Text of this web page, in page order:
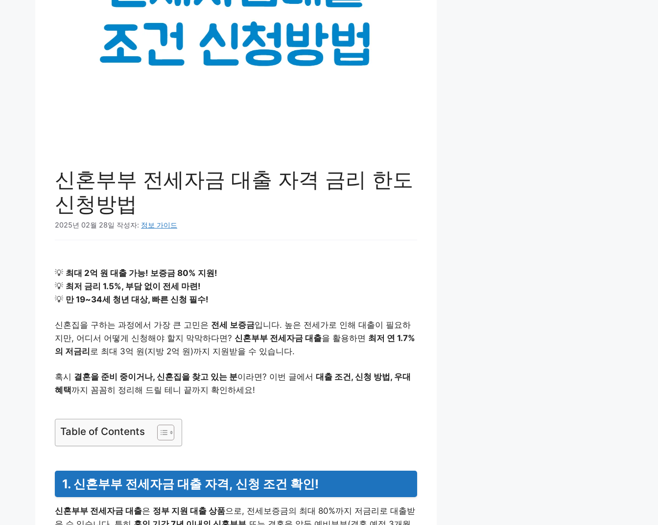
신혼부부 전세자금 대출 자격 금리 한도
신청방법
2025년 02월 28일 작성자: 정보 가이드
💡 최대 2억 원 대출 가능! 보증금 80% 지원!
💡 최저 금리 1.5%, 부담 없이 전세 마련!
💡 만 19~34세 청년 대상, 빠른 신청 필수!
신혼집을 구하는 과정에서 가장 큰 고민은 전세 보증금입니다. 높은 전세가로 인해 대출이 필요하
지만, 어디서 어떻게 신청해야 할지 막막하다면? 신혼부부 전세자금 대출을 활용하면 최저 연 1.7%
의 저금리 로 최대 3억 원(지방 2억 원)까지 지원받을 수 있습니다.
혹시 결혼을 준비 중이거나, 신혼집을 찾고 있는 분이라면? 이번 글에서 대출 조건, 신청 방법, 우대
혜택까지 꼼꼼히 정리해 드릴 테니 끝까지 확인하세요!
Table of Contents
1. 신혼부부 전세자금 대출 자격, 신청 조건 확인!
신혼부부 전세자금 대출은 정부 지원 대출 상품으로, 전세보증금의 최대 80%까지 저금리로 대출받